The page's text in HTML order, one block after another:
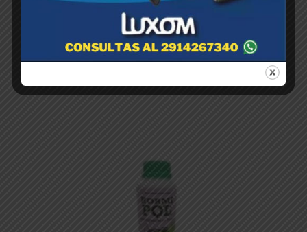
HORMIGEL.. Cartucho -
Barrera p/hormigas- x 300 ml